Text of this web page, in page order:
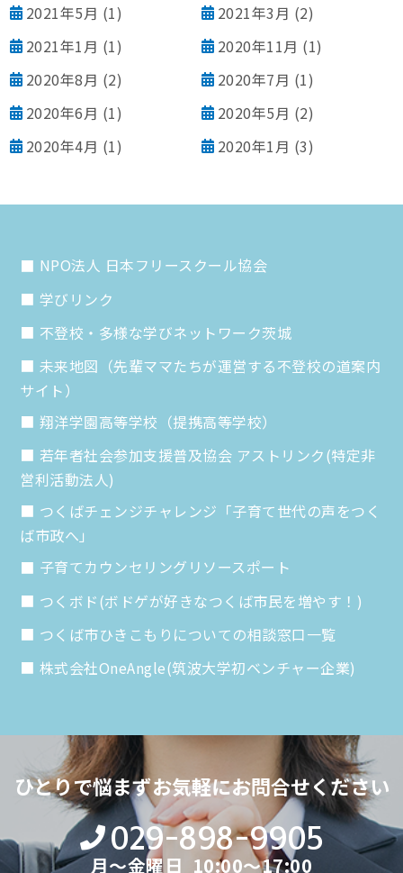
2021年5月 (1) 2021年3月 (2)
2021年1月 (1) 2020年11月 (1)
2020年8月 (2) 2020年7月 (1)
2020年6月 (1) 2020年5月 (2)
2020年4月 (1) 2020年1月 (3)
NPO法人 日本フリースクール協会
学びリンク
不登校・多様な学びネットワーク茨城
未来地図（先輩ママたちが運営する不登校の道案内
サイト）
翔洋学園高等学校（提携高等学校）
若年者社会参加支援普及協会 アストリンク(特定非
営利活動法人)
つくばチェンジチャレンジ「子育て世代の声をつく
ば市政へ」
子育てカウンセリングリソースポート
つくボド(ボドゲが好きなつくば市民を増やす！)
つくば市ひきこもりについての相談窓口一覧
株式会社OneAngle(筑波大学初ベンチャー企業)
ひとりで悩まずお気軽にお問合せください
029-898-9905
月～金曜日 10:00～17:00